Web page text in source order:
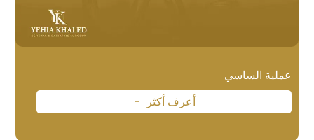
عملية الساسي
أعرف أكثر L